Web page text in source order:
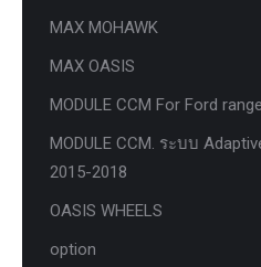
MAX MOHAWK
MAX OASIS
MODULE CCM For Ford
MODULE CCM. ระบบ
2015-2018
OASIS WHEELS
option